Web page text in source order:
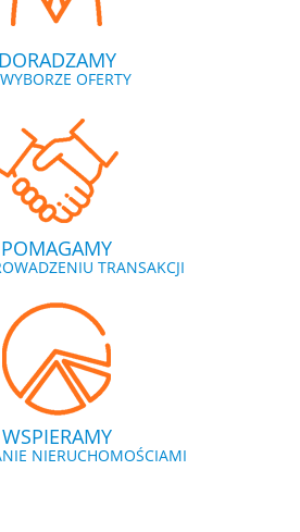
DORADZAMY
OFERTY
POMAGAMY
TRANSAKCJI
WSPIERAMY
NIERUCHOMOŚCIAMI